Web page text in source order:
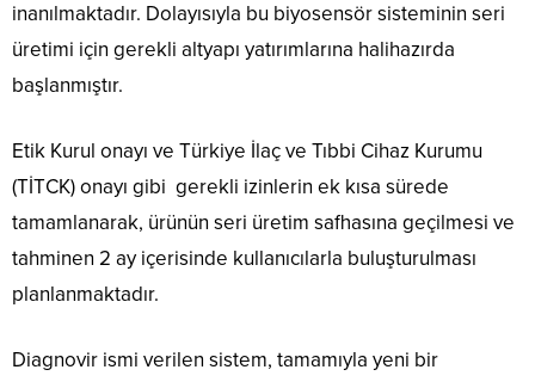
inanılmaktadır. Dolayısıyla bu biyosensör sisteminin seri
üretimi için gerekli altyapı yatırımlarına halihazırda
başlanmıştır.
Etik Kurul onayı ve Türkiye İlaç ve Tıbbi Cihaz Kurumu
(TİTCK) onayı gibi gerekli izinlerin ek kısa sürede
tamamlanarak, ürünün seri üretim safhasına geçilmesi ve
tahminen 2 ay içerisinde kullanıcılarla buluşturulması
planlanmaktadır.
Diagnovir ismi verilen sistem, tamamıyla yeni bir